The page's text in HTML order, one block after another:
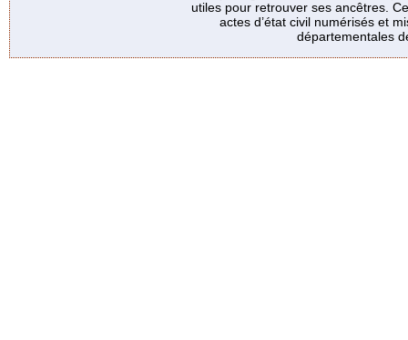
utiles pour retrouver ses ancêtres.
actes d’état civil numérisés et
départementales